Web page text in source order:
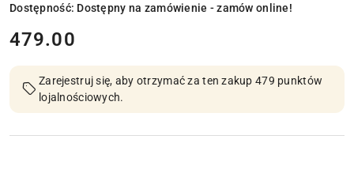
Dostępność: Dostępny na zamówienie - zamów online!
cena:
479.00
Zarejestruj się, aby otrzymać za ten zakup 479 punktów
lojalnościowych.